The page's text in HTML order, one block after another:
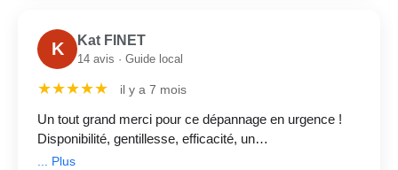
K Kat FINET
14 avis · Guide local
★★★★★ il y a 7 mois
Un tout grand merci pour ce dépannage en urgence !
Disponibilité, gentillesse, efficacité, un
professionnalisme irréprochable. Merci encore pour
... Plus